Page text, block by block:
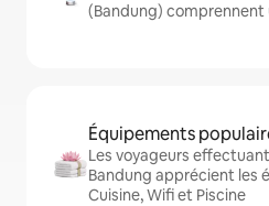
(Bandung) comprennent
Équipements
Les voyageurs
Bandung apprécient les
Cuisine, Wifi et Piscine